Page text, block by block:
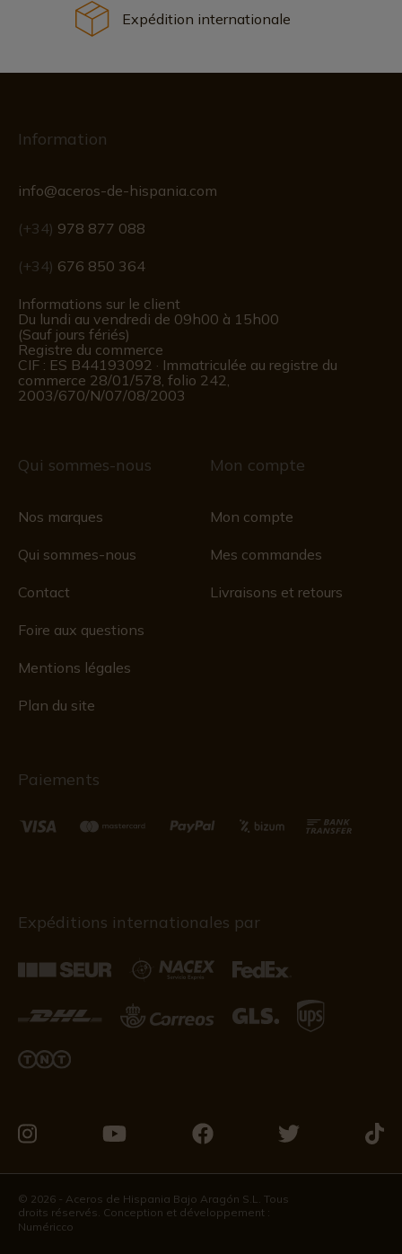
Expédition internationale
Information
info@aceros-de-hispania.com
(+34) 978 877 088
(+34) 676 850 364
Informations sur le client
Du lundi au vendredi de 09h00 à 15h00
(Sauf jours fériés)
Registre du commerce
CIF : ES B44193092 · Immatriculée au registre du
commerce 28/01/578, folio 242,
2003/670/N/07/08/2003
Qui sommes-nous
Nos marques
Qui sommes-nous
Contact
Foire aux questions
Mentions légales
Plan du site
Mon compte
Mon compte
Mes commandes
Livraisons et retours
Paiements
Expéditions internationales par
nous
sur
Instagram
nous
sur
Youtube
nous
sur
Facebook
nous
sur
nous
© 2026 - Aceros de Hispania Bajo Aragón S.L. Tous
droits réservés. Conception et développement :
Numéricco